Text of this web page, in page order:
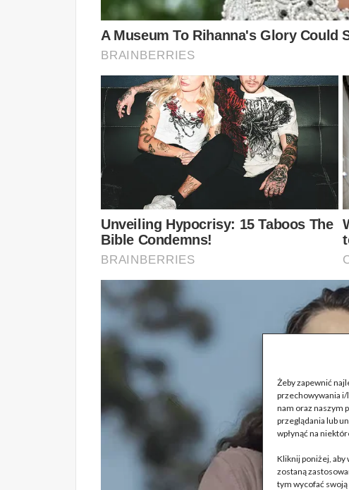
Żeby zapewnić
przechowywania
nam oraz naszym
przeglądania lub
wpłynąć na
Kliknij poniżej, aby
zostaną
tym wycofać